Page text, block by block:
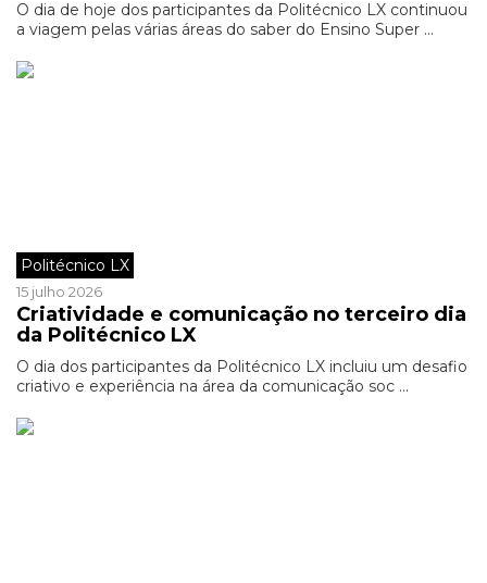
O dia de hoje dos participantes da Politécnico LX continuou
a viagem pelas várias áreas do saber do Ensino Super ...
Politécnico LX
15 julho 2026
Criatividade e comunicação no terceiro dia
da Politécnico LX
O dia dos participantes da Politécnico LX incluiu um desafio
criativo e experiência na área da comunicação soc ...